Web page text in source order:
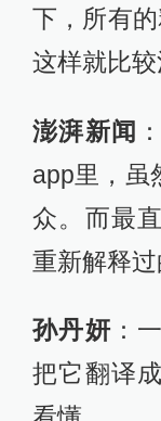
下，所有
这样就比较
澎湃新闻
app里，虽
众。而最
重新解释过
孙丹妍：
把它翻译